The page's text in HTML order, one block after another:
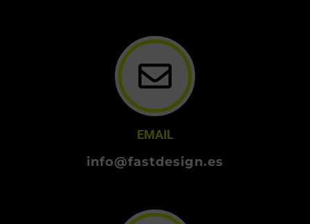
EMAIL
info@fastdesign.es